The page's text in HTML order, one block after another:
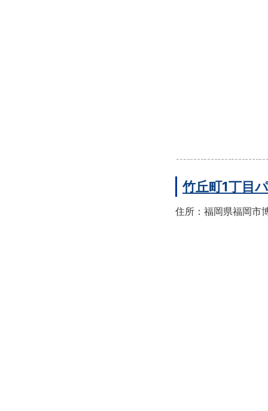
竹丘町1丁目
住所：福岡県福岡市